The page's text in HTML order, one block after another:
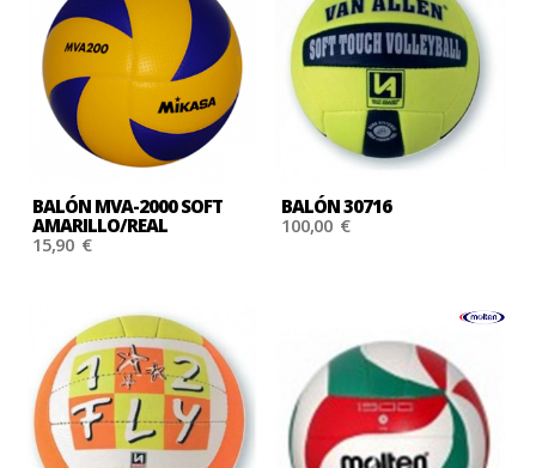
BALÓN MVA-2000 SOFT
AMARILLO/REAL
15,90 €
BALÓN 30716
100,00 €